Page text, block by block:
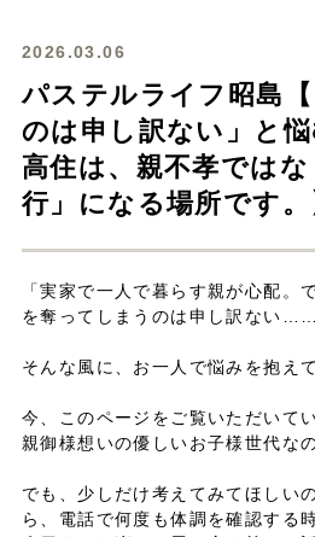
2026.03.06
パステルライフ昭島
のは申し訳ない」と
高住は、親不孝では
行」になる場所です。
「実家で一人で暮らす親が心配。
を奪ってしまうのは申し訳ない……
そんな風に、お一人で悩みを抱え
今、このページをご覧いただいて
親御様想いの優しいお子様世代な
でも、少しだけ考えてみてほしい
ら、電話で何度も体調を確認する